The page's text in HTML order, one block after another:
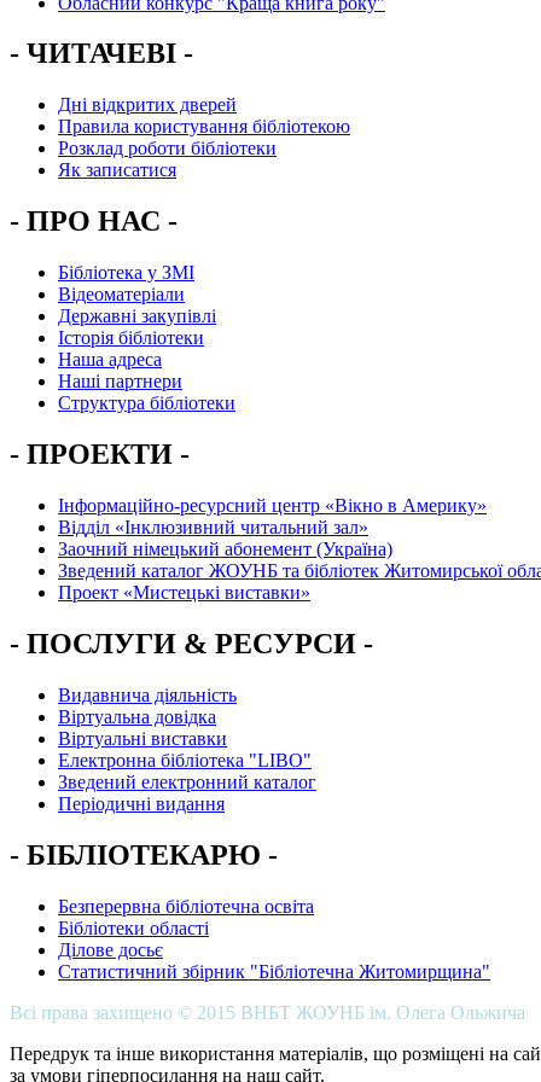
- ЧИТАЧЕВІ -
Дні відкритих дверей
Правила користування бібліотекою
Розклад роботи бібліотеки
Як записатися
- ПРО НАС -
Бібліотека у ЗМІ
Відеоматеріали
Державні закупівлі
Історія бібліотеки
Наша адреса
Наші партнери
Структура бібліотеки
- ПРОЕКТИ -
Інформаційно-ресурсний центр «Вікно в Америку»
Вiддiл «Інклюзивний читальний зал»
Заочний німецький абонемент (Україна)
Зведений каталог ЖОУНБ та бібліотек Житомирської
Проект «Мистецькі виставки»
- ПОСЛУГИ & РЕСУРСИ -
Видавнича діяльність
Віртуальна довідка
Віртуальні виставки
Електронна бібліотека "LIBO"
Зведений електронний каталог
Періодичні видання
- БІБЛІОТЕКАРЮ -
Безперервна бібліотечна освіта
Бібліотеки області
Ділове досьє
Статистичний збірник "Бібліотечна Житомирщина"
Всі права захищено © 2015 ВНБТ ЖОУНБ ім. Олега Ольжича
Передрук та інше використання матеріалів, що розміщені на
за умови гіперпосилання на наш сайт.